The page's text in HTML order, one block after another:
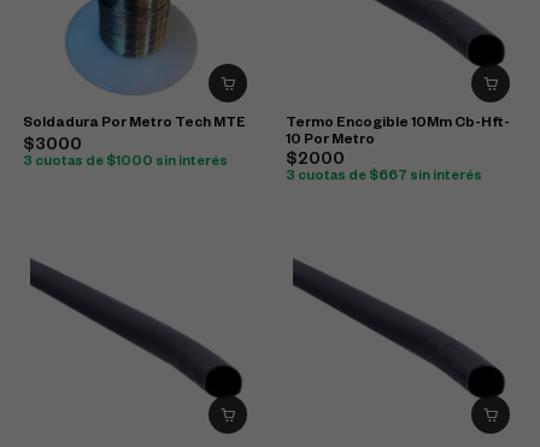
Soldadura Por Metro Tech MTE
$3000
3 cuotas de $1000 sin interés
Termo Encogible 10Mm Cb-Hft-
10 Por Metro
$2000
3 cuotas de $667 sin interés